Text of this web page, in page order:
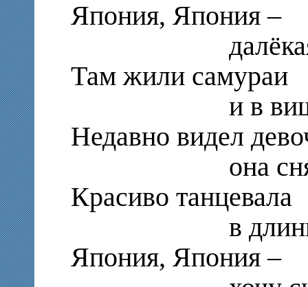
Япония, Япония –
далёкая
Там жили самураи
и в
Недавно видел
она
Красиво танцевала
в
Япония, Япония –